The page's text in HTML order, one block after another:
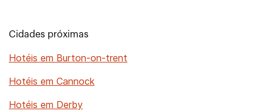
Cidades próximas
Hotéis em Burton-on-trent
Hotéis em Cannock
Hotéis em Derby